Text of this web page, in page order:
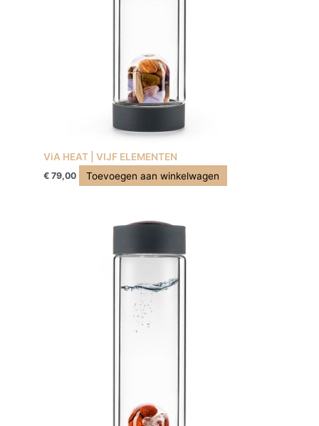
ViA HEAT | VIJF ELEMENTEN
€ 79,00 Toevoegen aan winkelwagen